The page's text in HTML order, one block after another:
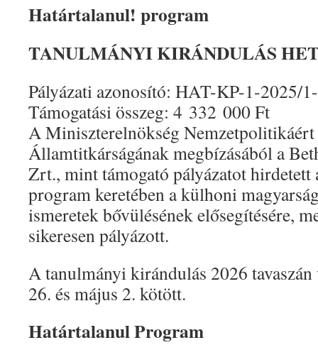
Határtalanul! program
TANULMÁNYI KIRÁNDULÁS
Pályázati azonosító: HAT-KP-1-2025/
Támogatási összeg: 4 332 000 Ft
A Miniszterelnökség Nemzetpolitikáért
Államtitkárságának megbízásából a
Zrt., mint támogató pályázatot hirdetett
program keretében a külhoni
ismeretek bővülésének elősegítésére,
sikeresen pályázott.
A tanulmányi kirándulás 2026
26. és május 2. kötött.
Határtalanul Program